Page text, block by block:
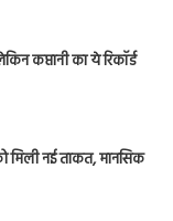
कप्तानी का ये रिकॉर्ड
नई ताकत, मानसिक